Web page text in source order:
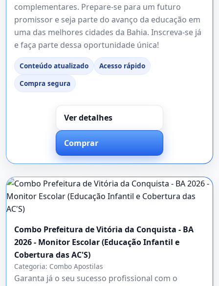
complementares. Prepare-se para um futuro
promissor e seja parte do avanço da educação em
uma das melhores cidades da Bahia. Inscreva-se já
e faça parte dessa oportunidade única!
Conteúdo atualizado
Acesso rápido
Compra segura
Ver detalhes
Comprar
Combo Prefeitura de Vitória da Conquista - BA
2026 - Monitor Escolar (Educação Infantil e
Cobertura das AC'S)
Categoria: Combo Apostilas
Garanta já o seu sucesso profissional com o